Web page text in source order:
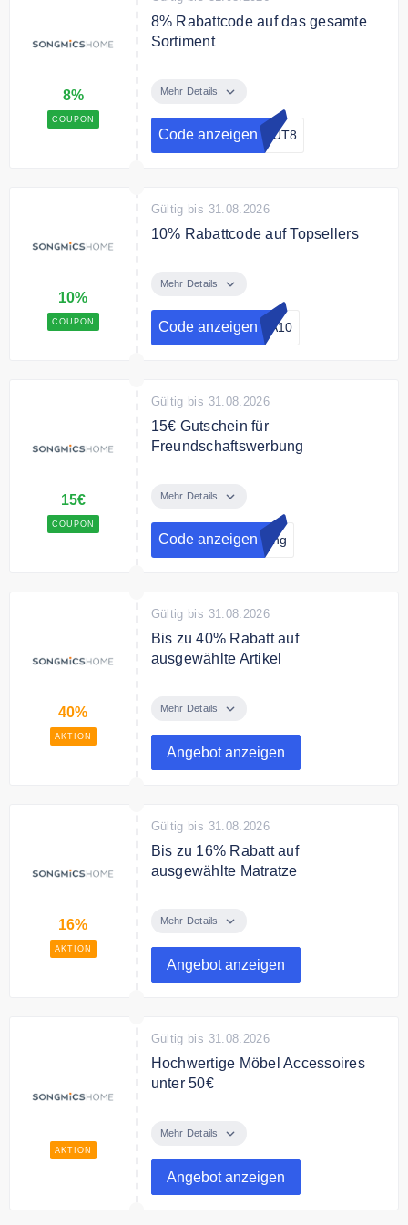
8%
COUPON
8% Rabattcode auf das gesamte
Sortiment
Rabatt auf das gesamte Sortiment
Mehr Details
Code anzeigen OUT8
10%
COUPON
Gültig bis 31.08.2026
10% Rabattcode auf Topsellers
Rabatt auf Songmics Topsellers.
Bedingungen
Nur für kurze Zeit.
Mehr Details
Code anzeigen VA10
15€
COUPON
Gültig bis 31.08.2026
15€ Gutschein für
Freundschaftswerbung
Feunden und erhalten Sie 15€
Rabatt auf Ihre Bestellung.
Mehr Details
Code anzeigen lung
40%
AKTION
Gültig bis 31.08.2026
Bis zu 40% Rabatt auf
ausgewählte Artikel
ausgewählte Artikel bei
Mehr Details
Angebot anzeigen
16%
AKTION
Gültig bis 31.08.2026
Bis zu 16% Rabatt auf
ausgewählte Matratze
Rabatt auf ausgewählte Matratze
No specific requirements
Mehr Details
Angebot anzeigen
AKTION
Gültig bis 31.08.2026
Hochwertige Möbel Accessoires
unter 50€
Accessoires unter 50€ bei
Mehr Details
Angebot anzeigen